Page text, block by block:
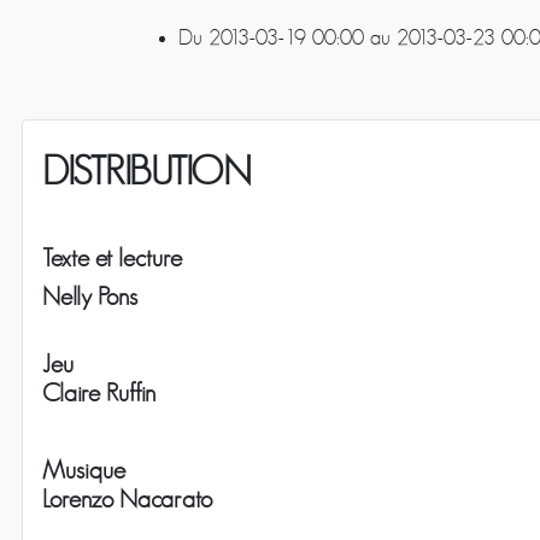
Du 2013-03-19 00:00 au 2013-03-23
DISTRIBUTION
Texte et lecture
Nelly Pons
Jeu
Claire Ruffin
Musique
Lorenzo Nacarato